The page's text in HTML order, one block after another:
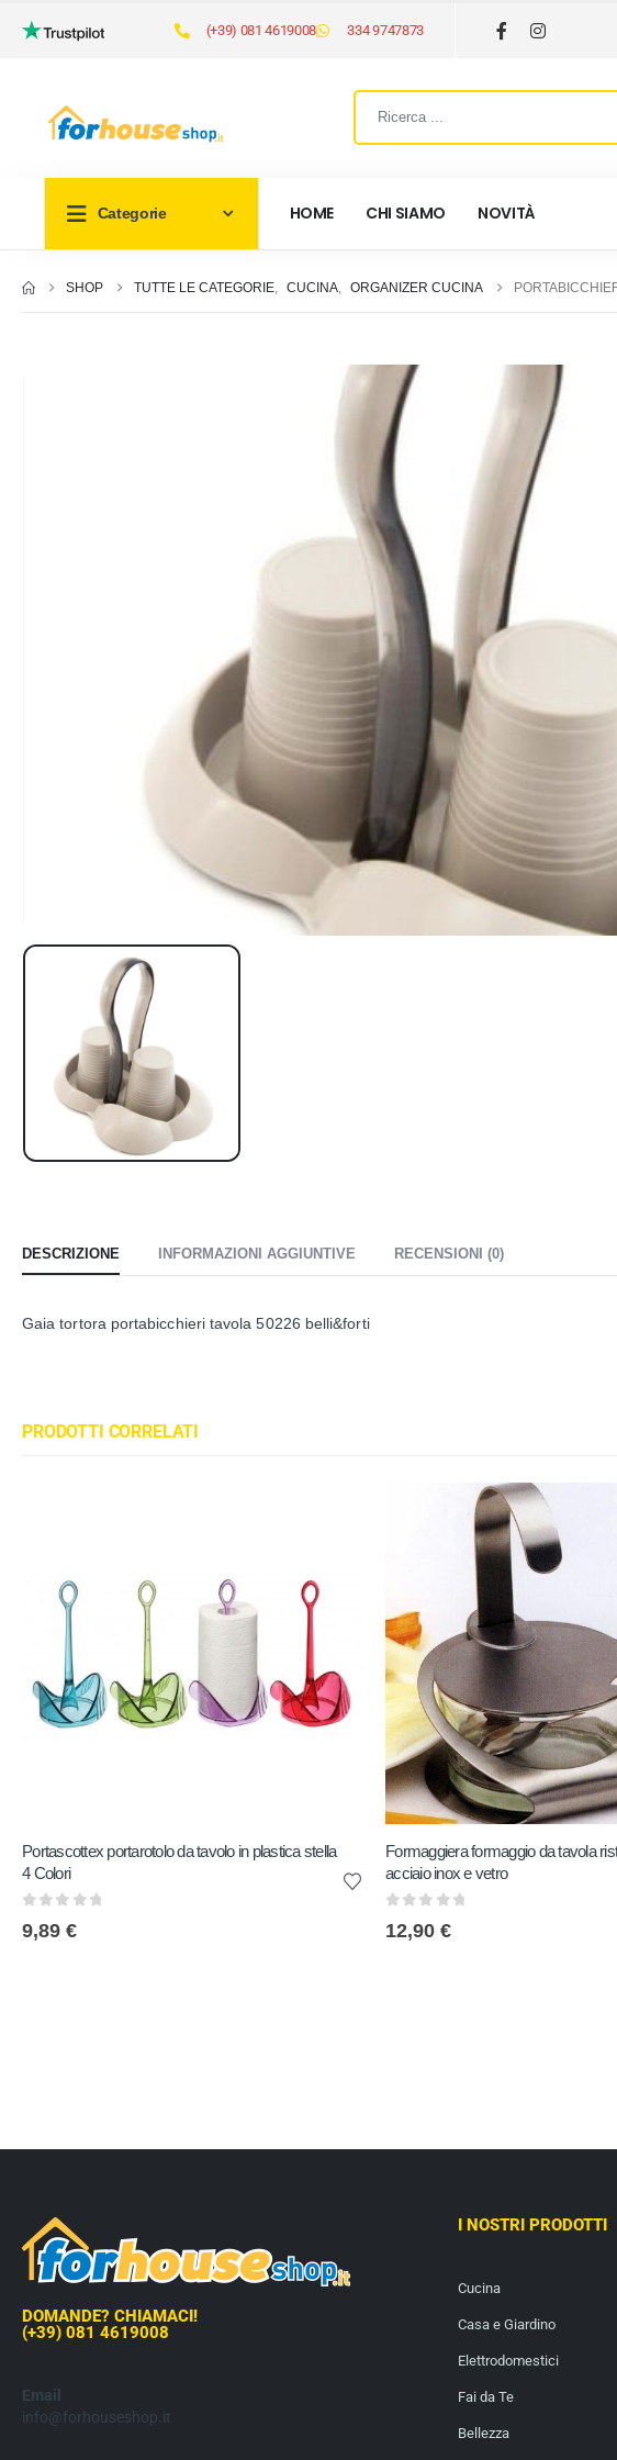
(+39) 081 4619008 334 9747873
Categorie HOME CHI SIAMO NOVITÀ
SHOP TUTTE LE CATEGORIE, CUCINA, ORGANIZER CUCINA
DESCRIZIONE INFORMAZIONI AGGIUNTIVE RECENSIONI (0)
Gaia tortora portabicchieri tavola 50226 belli&forti
PRODOTTI CORRELATI
Portascottex portarotolo da tavolo in plastica stella
4 Colori
9,89 €
Formaggiera formaggio da tavola
acciaio inox e vetro
12,90 €
DOMANDE? CHIAMACI!
(+39) 081 4619008
Email
info@forhouseshop.it
I NOSTRI PRODOTTI
Cucina
Casa e Giardino
Elettrodomestici
Fai da Te
Bellezza